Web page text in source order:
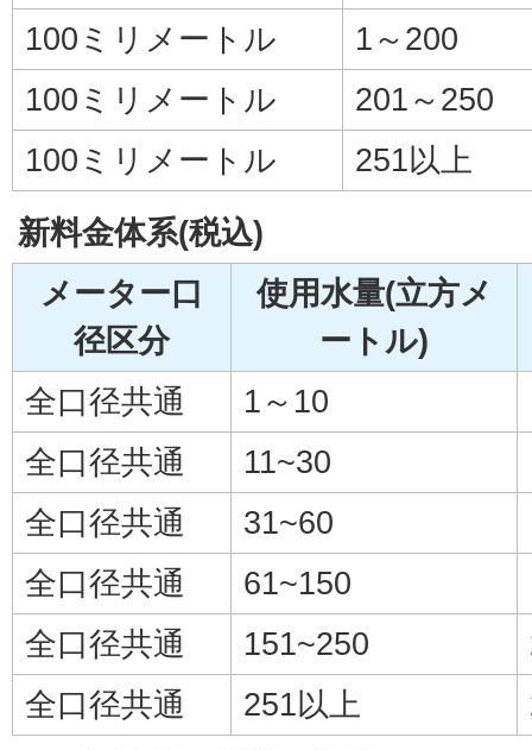
100ミリメートル
1～200
100ミリメートル
201～250
100ミリメートル
251以上
新料金体系(税込)
メーター口
径区分
使用水量(立方メ
ートル)
全口径共通
1～10
全口径共通
11~30
全口径共通
31~60
全口径共通
61~150
全口径共通
151~250
全口径共通
251以上